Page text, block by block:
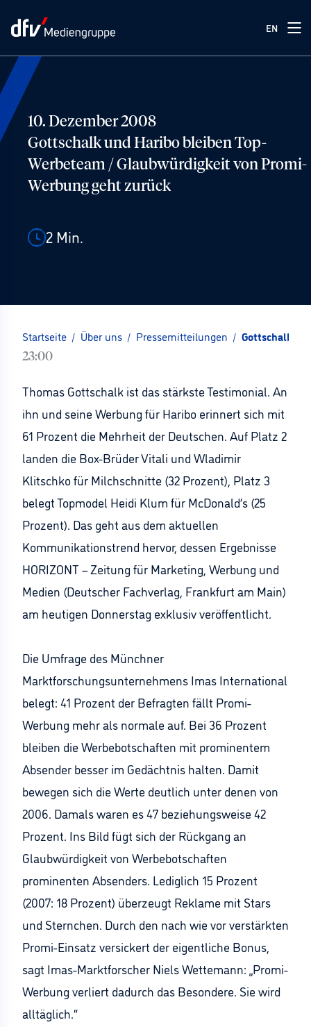
EN
10. Dezember 2008
Gottschalk und Haribo bleiben Top-
Werbeteam / Glaubwürdigkeit von Promi-
Werbung geht zurück
2 Min.
Startseite / Über uns / Pressemitteilungen / Gottschalk
23:00
Thomas Gottschalk ist das stärkste Testimonial. An
ihn und seine Werbung für Haribo erinnert sich mit
61 Prozent die Mehrheit der Deutschen. Auf Platz 2
landen die Box-Brüder Vitali und Wladimir
Klitschko für Milchschnitte (32 Prozent), Platz 3
belegt Topmodel Heidi Klum für McDonald’s (25
Prozent). Das geht aus dem aktuellen
Kommunikationstrend hervor, dessen Ergebnisse
HORIZONT – Zeitung für Marketing, Werbung und
Medien (Deutscher Fachverlag, Frankfurt am Main)
am heutigen Donnerstag exklusiv veröffentlicht.
Die Umfrage des Münchner
Marktforschungsunternehmens Imas International
belegt: 41 Prozent der Befragten fällt Promi-
Werbung mehr als normale auf. Bei 36 Prozent
bleiben die Werbebotschaften mit prominentem
Absender besser im Gedächtnis halten. Damit
bewegen sich die Werte deutlich unter denen von
2006. Damals waren es 47 beziehungsweise 42
Prozent. Ins Bild fügt sich der Rückgang an
Glaubwürdigkeit von Werbebotschaften
prominenten Absenders. Lediglich 15 Prozent
(2007: 18 Prozent) überzeugt Reklame mit Stars
und Sternchen. Durch den nach wie vor verstärkten
Promi-Einsatz versickert der eigentliche Bonus,
sagt Imas-Marktforscher Niels Wettemann: „Promi-
Werbung verliert dadurch das Besondere. Sie wird
alltäglich.“